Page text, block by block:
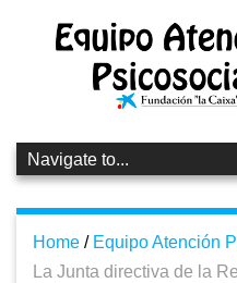
Home / Equipo Atención
La Junta directiva de la